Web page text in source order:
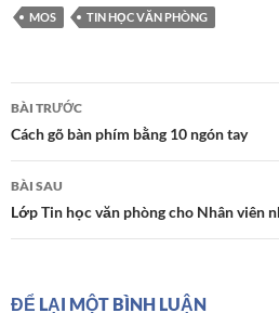
MOS TIN HỌC VĂN PHÒNG
hướng
bài
BÀI TRƯỚC
Cách gõ bàn phím bằng 10 ngón tay
BÀI SAU
Lớp Tin học văn phòng cho Nhân viên
ĐỂ LẠI MỘT BÌNH LUẬN